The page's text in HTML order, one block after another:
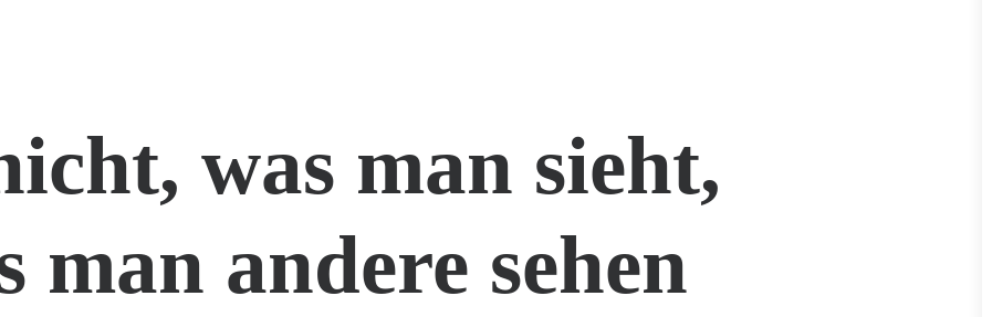
was man sieht,
man andere sehen